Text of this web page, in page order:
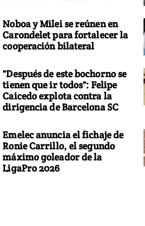
Noboa y Milei se reúnen en
Carondelet para fortalecer la
cooperación bilateral
"Después de este bochorno se
tienen que ir todos": Felipe
Caicedo explota contra la
dirigencia de Barcelona SC
Emelec anuncia el fichaje de
Ronie Carrillo, el segundo
máximo goleador de la
LigaPro 2026